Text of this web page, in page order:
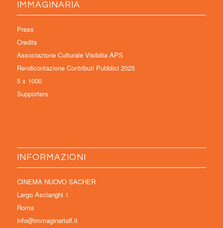
IMMAGINARIA
Press
Credits
Associazione Culturale Visibilia APS
Rendicontazione Contributi Pubblici 2025
5 x 1000
Supporters
INFORMAZIONI
CINEMA NUOVO SACHER
Largo Ascianghi 1
Roma
info@immaginariaff.it